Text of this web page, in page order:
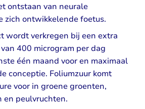
ontstaan van neurale
zich ontwikkelende foetus.
wordt verkregen bij een extra
400 microgram per dag
één maand voor en maximaal
conceptie. Foliumzuur komt
voor in groene groenten,
en peulvruchten.